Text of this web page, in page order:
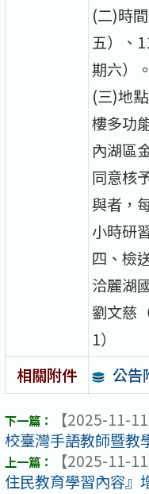
(二)時
五）、
期六）。
(三)地
樓多功
內湖區
同意核
與者，
小時研
四、檢
洽麗湖
劉文慈
1）
相關附件
公告
【2025-11-11
校臺灣手語教師暨教
【2025-11-11
住民教育學習內容』